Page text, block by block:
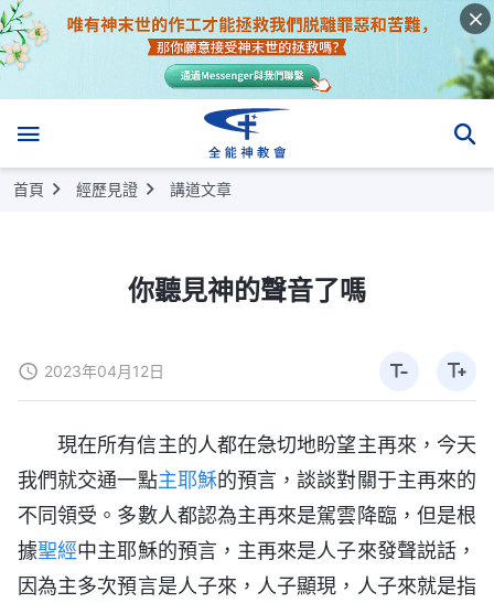
首頁 經歷見證 講道文章
你聽見神的聲音了嗎
2023年04月12日
現在所有信主的人都在急切地盼望主再來，今天
我們就交通一點主耶穌的預言，談談對關于主再來的
不同領受。多數人都認為主再來是駕雲降臨，但是根
據聖經中主耶穌的預言，主再來是人子來發聲説話，
因為主多次預言是人子來，人子顯現，人子來就是指